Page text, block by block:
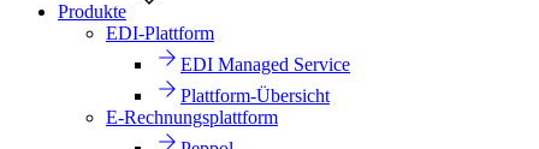
Produkte
EDI-Plattform
EDI Managed Service
Plattform-Übersicht
E-Rechnungsplattform